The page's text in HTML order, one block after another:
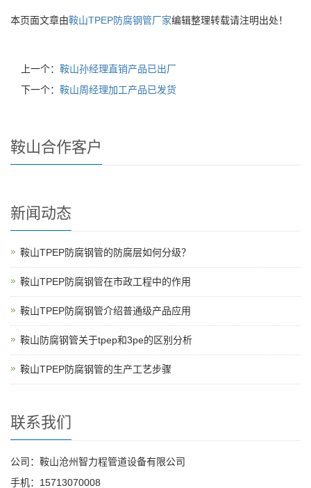
本页面文章由鞍山TPEP防腐钢管厂家编辑整理转载请注明出处！
上一个： 鞍山孙经理直销产品已出厂
下一个： 鞍山周经理加工产品已发货
鞍山合作客户
新闻动态
鞍山TPEP防腐钢管的防腐层如何分级？
鞍山TPEP防腐钢管在市政工程中的作用
鞍山TPEP防腐钢管介绍普通级产品应用
鞍山防腐钢管关于tpep和3pe的区别分析
鞍山TPEP防腐钢管的生产工艺步骤
联系我们
公司：鞍山沧州智力程管道设备有限公司
手机：15713070008